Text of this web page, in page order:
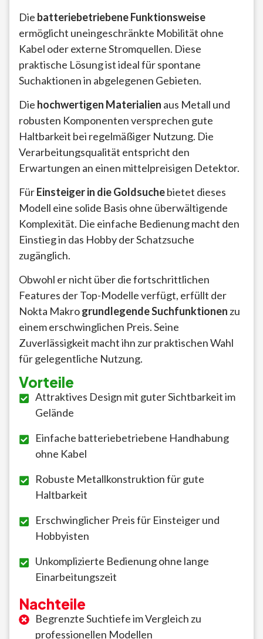
Die batteriebetriebene Funktionsweise
ermöglicht uneingeschränkte Mobilität ohne
Kabel oder externe Stromquellen. Diese
praktische Lösung ist ideal für spontane
Suchaktionen in abgelegenen Gebieten.
Die hochwertigen Materialien aus Metall und
robusten Komponenten versprechen gute
Haltbarkeit bei regelmäßiger Nutzung. Die
Verarbeitungsqualität entspricht den
Erwartungen an einen mittelpreisigen Detektor.
FürEinsteiger in die Goldsuchebietet dieses
Modell eine solide Basis ohne überwältigende
Komplexität. Die einfache Bedienung macht den
Einstieg in das Hobby der Schatzsuche
zugänglich.
Obwohl er nicht über die fortschrittlichen
Features der Top-Modelle verfügt, erfüllt der
Nokta Makrogrundlegende Suchfunktionen zu
einem erschwinglichen Preis. Seine
Zuverlässigkeit macht ihn zur praktischen Wahl
für gelegentliche Nutzung.
Vorteile
Attraktives Design mit guter Sichtbarkeit im
Gelände
Einfache batteriebetriebene Handhabung
ohne Kabel
Robuste Metallkonstruktion für gute
Haltbarkeit
Erschwinglicher Preis für Einsteiger und
Hobbyisten
Unkomplizierte Bedienung ohne lange
Einarbeitungszeit
Nachteile
Begrenzte Suchtiefe im Vergleich zu
professionellen Modellen